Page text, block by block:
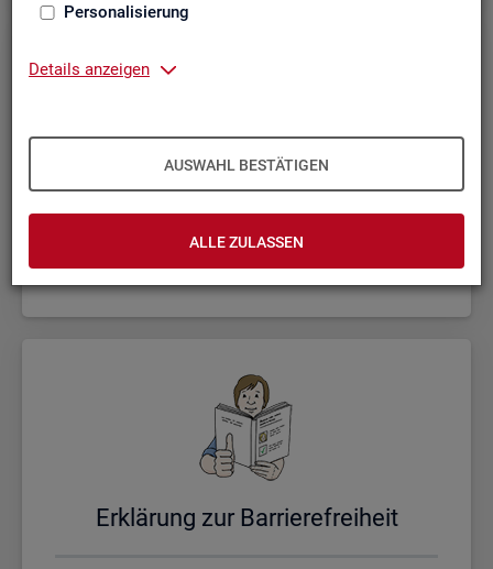
Personalisierung
Details anzeigen
AUSWAHL BESTÄTIGEN
ALLE ZULASSEN
Er­klä­rung zur Bar­rie­re­frei­heit